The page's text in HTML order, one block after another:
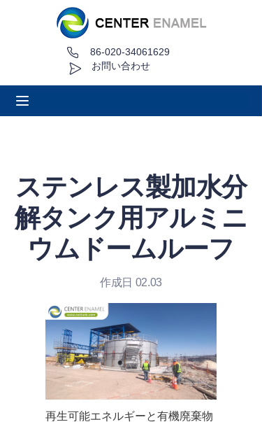
お問い合わせ
86-020-34061629
ステンレス製加水分
解タンク用アルミニ
ウムドームルーフ
作成日 02.03
再生可能エネルギーと有機廃棄物
について
プロジェクト事例
見積もり依頼